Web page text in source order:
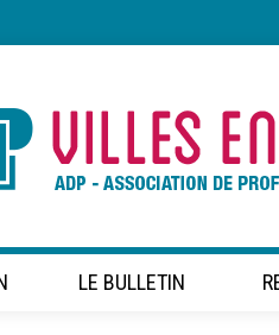
LE BULLETIN